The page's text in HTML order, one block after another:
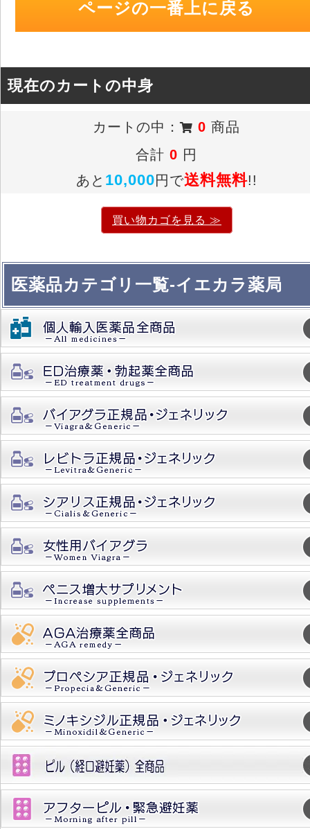
ページの一番上に戻る
現在のカートの中身
カートの中： 0 商品
合計0 円
あと 10,000円で送料無料!!
買い物カゴを見る ≫
医薬品カテゴリ一覧-イエカラ薬局